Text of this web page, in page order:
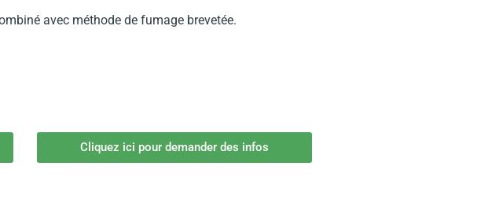
avec méthode de fumage brevetée.
Cliquez ici pour demander des infos